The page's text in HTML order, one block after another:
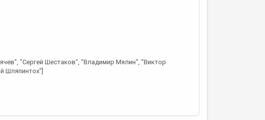
"Сергей Шестаков", "Владимир Мялин", "Виктор
Шляпинтох"]